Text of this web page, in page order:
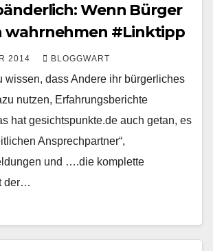
Wenn Bürger
Aufgaben wahrnehmen #Linktipp
2014 BLOGGWART
wissen, dass Andere ihr bürgerliches
nutzen, Erfahrungsberichte
hat gesichtspunkte.de auch getan, es
Ansprechpartner“,
und ….die komplette
der…